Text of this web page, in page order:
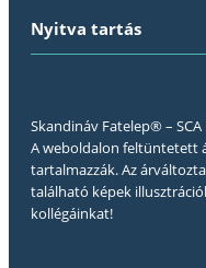
Nyitva tartás
Skandináv Fatelep® –
A weboldalon feltüntetett
tartalmazzák. Az
található képek
kollégáinkat!